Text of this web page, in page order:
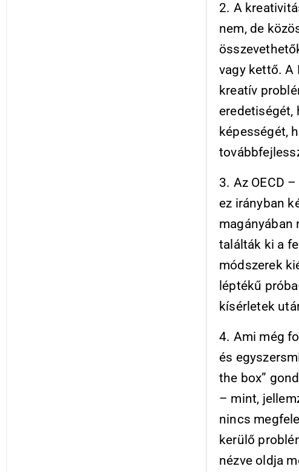
2. A
nem, de
vagy kettő. A
kreatív
eredetiségét,
képességét,
3. Az OECD
ez irányban
magányában
találták ki a
módszerek
léptékű
kísérletek
4. Ami még
és
the box”
– mint,
nincs
kerülő
nézve oldja